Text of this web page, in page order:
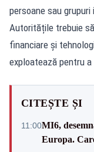
persoane sau
Autoritățile trebuie
financiare și
exploatează pentru
CITEȘTE ȘI
11:00MI6,
Europa.